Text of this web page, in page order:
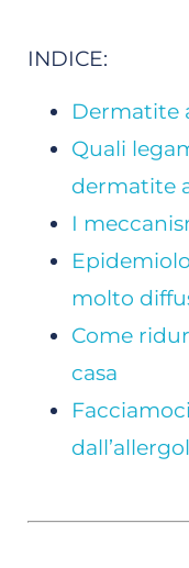
INDICE:
Dermatite
Quali
dermatite
I
molto
Come
casa